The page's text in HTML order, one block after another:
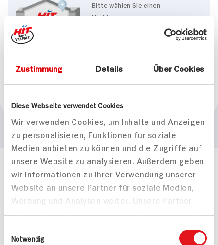
Zustimmung Details Über Cookies
Diese Webseite verwendet Cookies
Wir verwenden Cookies, um Inhalte und Anzeigen
zu personalisieren, Funktionen für soziale
Medien anbieten zu können und die Zugriffe auf
unsere Website zu analysieren. Außerdem geben
wir Informationen zu Ihrer Verwendung unserer
Website an unsere Partner für soziale Medien,
Werbung und Analysen weiter. Unsere Partner
führen diese Informationen möglicherweise mit
bereitgestellt haben oder die sie im Rahmen
Notwendig
Bitte wählen Sie einen
Markt aus,
um lokale Informationen zu
Grashoff
Häufig gestellte Fragen
kontakt
hit.de
(0228) 42967 0
Freitags: 9 bis 13 Uhr